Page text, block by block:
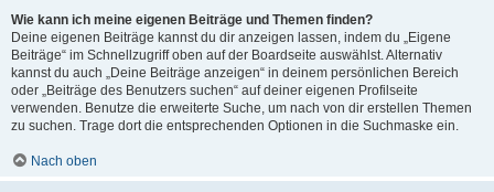
Wie kann ich meine eigenen Beiträge und Themen finden?
Deine eigenen Beiträge kannst du dir anzeigen lassen, indem du „Eigene
Beiträge“ im Schnellzugriff oben auf der Boardseite auswählst. Alternativ
kannst du auch „Deine Beiträge anzeigen“ in deinem persönlichen Bereich
oder „Beiträge des Benutzers suchen“ auf deiner eigenen Profilseite
verwenden. Benutze die erweiterte Suche, um nach von dir erstellen Themen
zu suchen. Trage dort die entsprechenden Optionen in die Suchmaske ein.
Nach oben